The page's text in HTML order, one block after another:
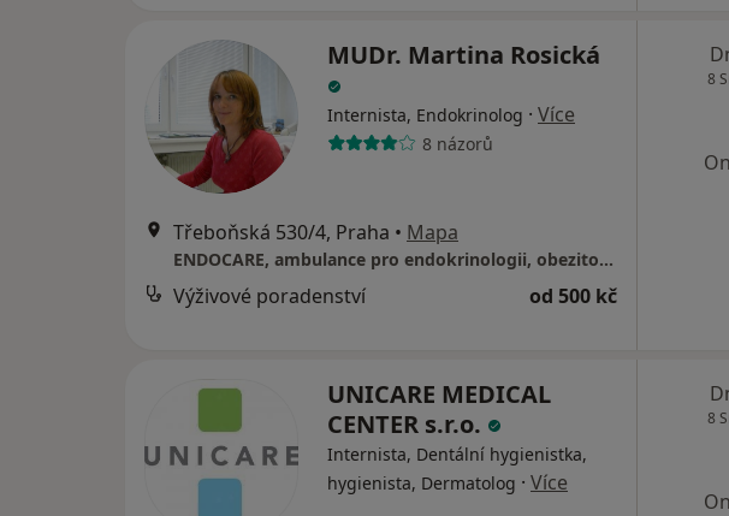
MUDr. Martina Rosická
Internista, Endokrinolog · Více
8 názorů
Třeboňská 530/4, Praha • Mapa
ENDOCARE, ambulance pro endokrinologii, obezitologii a nutriční poradenství
Výživové poradenství od 500 kč
8
UNICARE MEDICAL
CENTER s.r.o.
Internista, Dentální hygienistka,
hygienista, Dermatolog · Více
8